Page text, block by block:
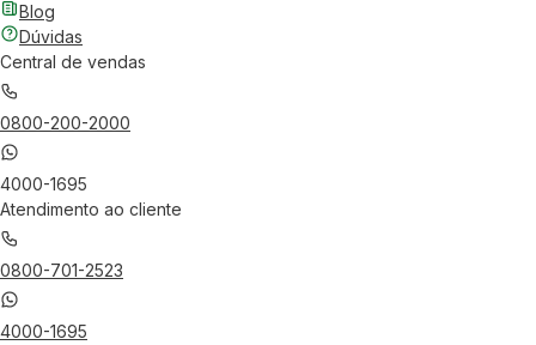
Blog
Dúvidas
Central de vendas
0800-200-2000
4000-1695
Atendimento ao cliente
0800-701-2523
4000-1695